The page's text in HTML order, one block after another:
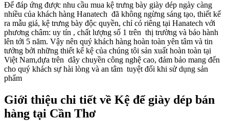
Để đáp ứng được nhu cầu mua kệ trưng bày giày dép ngày càng
nhiều của khách hàng Hanatech đã không ngừng sáng tạo, thiết kế
ra mẫu giá, kệ trưng bày độc quyền, chỉ có riêng tại Hanatech với
phương châm: uy tín , chất lượng số 1 trên thị trường và bảo hành
lên tới 5 năm. Vậy nên quý khách hàng hoàn toàn yên tâm và tin
tưởng bởi những thiết kế kệ của chúng tôi sản xuất hoàn toàn tại
Việt Nam,dựa trên dây chuyền công nghệ cao, đảm bảo mang đến
cho quý khách sự hài lòng và an tâm tuyệt đối khi sử dụng sản
phẩm
Giới thiệu chi tiết về Kệ để giày dép bán
hàng tại Cần Thơ